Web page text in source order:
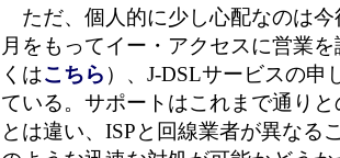
ただ、個人的に少し心配なのは今
月をもってイー・アクセスに営業
くはこちら ）、J-DSLサービスの申
ている。サポートはこれまで通り
とは違い、ISPと回線業者が異なる